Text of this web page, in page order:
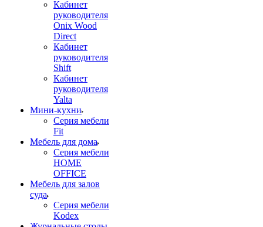
Кабинет
руководителя
Onix Wood
Direct
Кабинет
руководителя
Shift
Кабинет
руководителя
Yalta
Мини-кухни
Серия мебели
Fit
Мебель для дома
Серия мебели
HOME
OFFICE
Мебель для залов
суда
Серия мебели
Kodex